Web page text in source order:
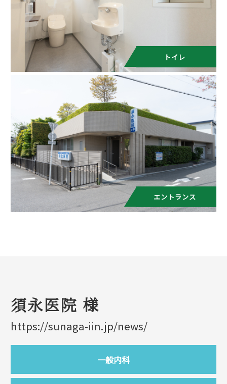
トイレ
エントランス
須永医院 様
https://sunaga-iin.jp/news/
一般内科